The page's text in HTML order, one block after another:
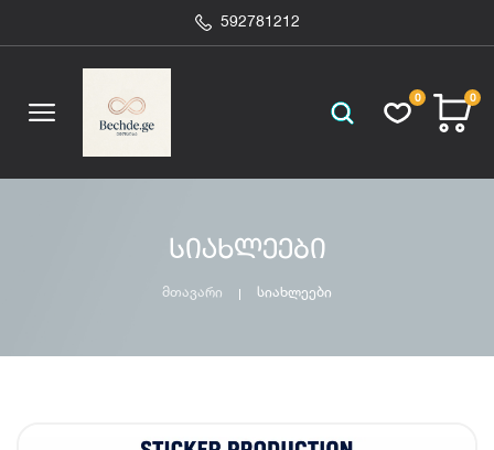
592781212
0 0
სიახლეები
მთავარი სიახლეები